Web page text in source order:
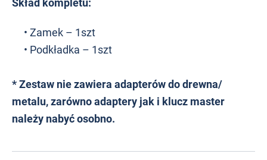
Skład kompletu:
• Zamek – 1szt
• Podkładka – 1szt
* Zestaw nie zawiera adapterów do drewna/
metalu, zarówno adaptery jak i klucz master
należy nabyć osobno.